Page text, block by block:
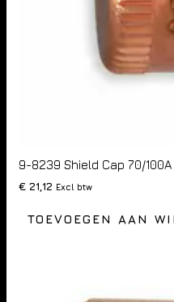
9-8239 Shield Cap 70/
€ 21,12 Excl btw
TOEVOEGEN AAN